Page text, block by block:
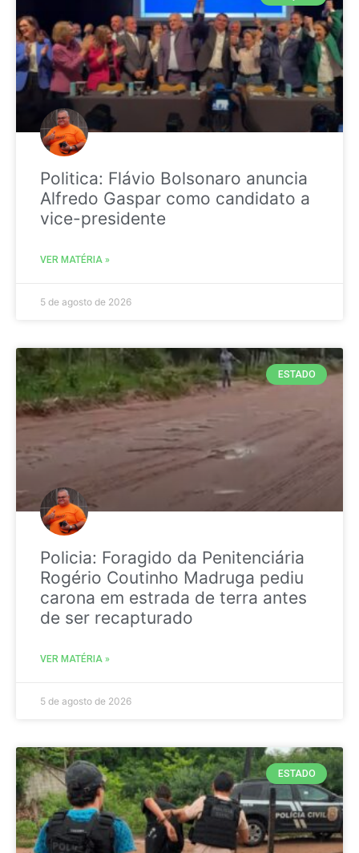
Politica: Flávio Bolsonaro anuncia
Alfredo Gaspar como candidato a
vice-presidente
VER MATÉRIA »
5 de agosto de 2026
ESTADO
Policia: Foragido da Penitenciária
Rogério Coutinho Madruga pediu
carona em estrada de terra antes
de ser recapturado
VER MATÉRIA »
5 de agosto de 2026
ESTADO